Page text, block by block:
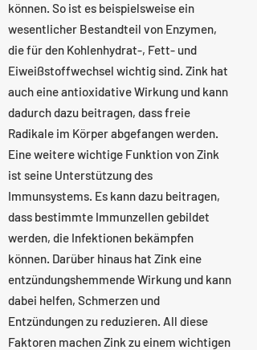
können. So ist es beispielsweise ein
wesentlicher Bestandteil von Enzymen,
die für den Kohlenhydrat-, Fett- und
Eiweißstoffwechsel wichtig sind. Zink hat
auch eine antioxidative Wirkung und kann
dadurch dazu beitragen, dass freie
Radikale im Körper abgefangen werden.
Eine weitere wichtige Funktion von Zink
ist seine Unterstützung des
Immunsystems. Es kann dazu beitragen,
dass bestimmte Immunzellen gebildet
werden, die Infektionen bekämpfen
können. Darüber hinaus hat Zink eine
entzündungshemmende Wirkung und kann
dabei helfen, Schmerzen und
Entzündungen zu reduzieren. All diese
Faktoren machen Zink zu einem wichtigen